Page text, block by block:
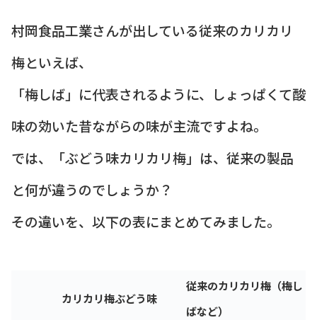
村岡食品工業さんが出している従来のカリカリ
梅といえば、
「梅しば」に代表されるように、しょっぱくて酸
味の効いた昔ながらの味が主流ですよね。
では、「ぶどう味カリカリ梅」は、従来の製品
と何が違うのでしょうか？
その違いを、以下の表にまとめてみました。
カリカリ梅ぶどう味
従来のカリカリ梅（梅し
ばなど）